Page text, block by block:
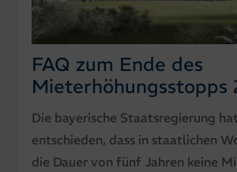
FAQ zum Ende des
Mieterhöhungsstopps
Die bayerische Staatsregierung
entschieden, dass in staatlichen
die Dauer von fünf Jahren keine